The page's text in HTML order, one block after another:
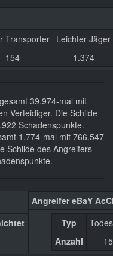
Transporter
Leichter Jäger
154 1.374
39.974-mal mit
Verteidiger. Die Schilde
Schadenspunkte.
1.774-mal mit 766.547
Schilde des Angreifers
Angreifer eBaY
Typ
Anzahl